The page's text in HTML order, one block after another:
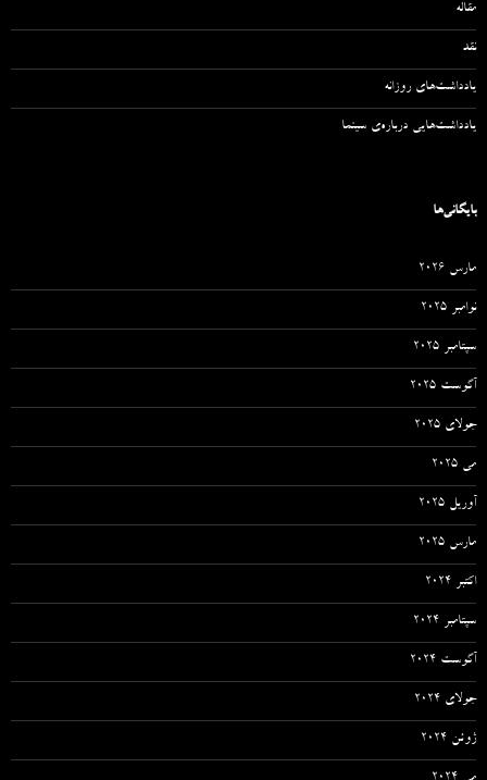
مقاله‌
نقد
یادداشت‌های روزانه
یادداشت‌هایی درباره‌ی سینما
بایگانی‌ها
مارس 2026
نوامبر 2025
سپتامبر 2025
آگوست 2025
جولای 2025
می 2025
آوریل 2025
مارس 2025
اکتبر 2024
سپتامبر 2024
آگوست 2024
جولای 2024
ژوئن 2024